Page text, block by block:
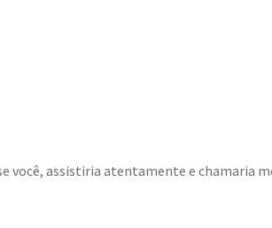
você, assistiria atentamente e chamaria